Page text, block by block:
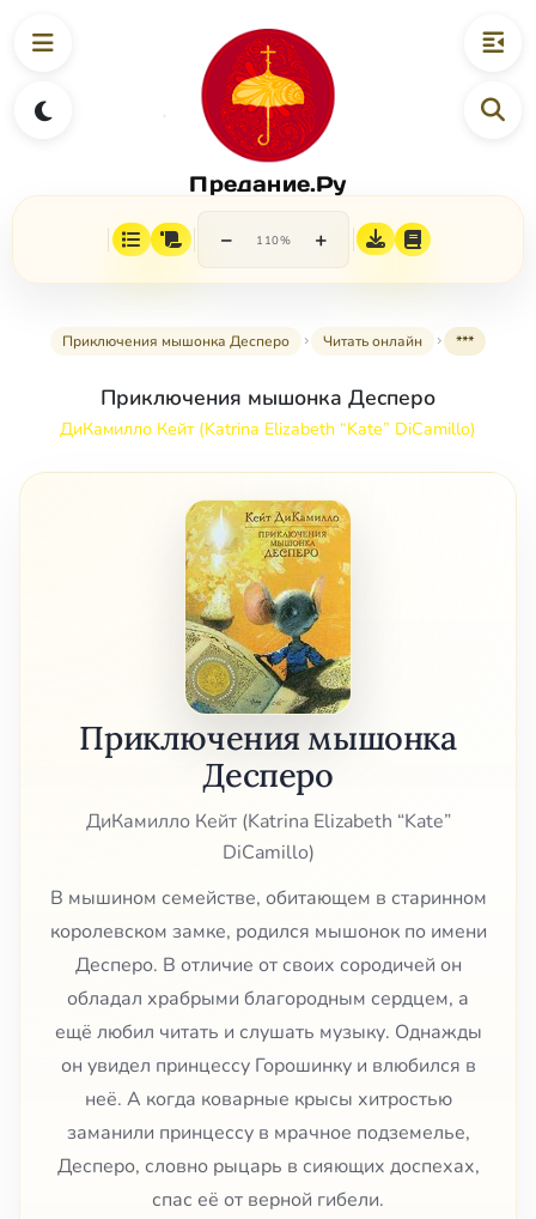
Предание.Ру
− 110% +
Приключения мышонка Десперо Читать онлайн ***
Приключения мышонка Десперо
ДиКамилло Кейт (Katrina Elizabeth “Kate” DiCamillo)
Приключения мышонка
Десперо
ДиКамилло Кейт (Katrina Elizabeth “Kate”
DiCamillo)
В мышином семействе, обитающем в старинном
королевском замке, родился мышонок по имени
Десперо. В отличие от своих сородичей он
обладал храбрыми благородным сердцем, а
ещё любил читать и слушать музыку. Однажды
он увидел принцессу Горошинку и влюбился в
неё. А когда коварные крысы хитростью
заманили принцессу в мрачное подземелье,
Десперо, словно рыцарь в сияющих доспехах,
спас её от верной гибели.